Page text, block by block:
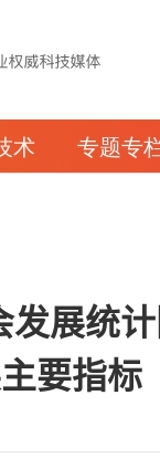
术 专题专
发展统
要指标